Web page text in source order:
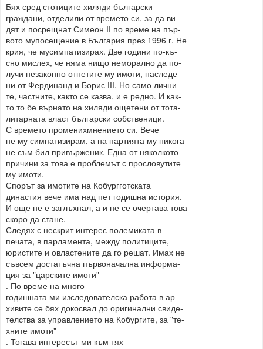
Бях сред стотиците хиляди български
граждани, отделили от времето си, за да ви-
дят и посрещнат Симеон ІІ по време на пър-
вото мупосещение в България през 1996 г. Не
крия, че мусимпатизирах. Две години по-къ-
сно мислех, че няма нищо неморално да по-
лучи незаконно отнетите му имоти, наследе-
ни от Фердинанд и Борис ІІІ. Но само лични-
те, частните, както се казва, и е редно. И как-
то то бе върнато на хиляди ощетени от тота-
литарната власт български собственици.
С времето променихмнението си. Вече
не му симпатизирам, а на партията му никога
не съм бил привърженик. Една от няколкото
причини за това е проблемът с прословутите
му имоти.
Спорът за имотите на Кобургготската
династия вече има над пет годишна история.
И още не е заглъхнал, а и не се очертава това
скоро да стане.
Следях с нескрит интерес полемиката в
печата, в парламента, между политиците,
юристите и овластените да го решат. Имах не
съвсем достатъчна първоначална информа-
ция за "царските имоти"
. По време на много-
годишната ми изследователска работа в ар-
хивите се бях докосвал до оригинални свиде-
телства за управлението на Кобургите, за "те-
хните имоти"
. Тогава интересът ми към тях